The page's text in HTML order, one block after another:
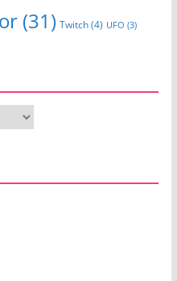
(31) Twitch(4) UFO (3)